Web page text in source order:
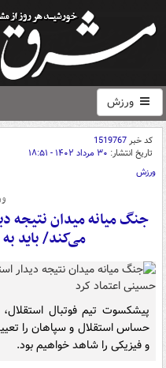
ورزش
کد خبر1519767
تاریخ انتشار: ۳۰ مرداد ۱۴۰۲ - ۱۸:۵۱
ورزش
جنگ میانه میدان نتیجه
می‌کند/ باید
پیشکسوت تیم فوتبال
حساس استقلال و سپاهان را
و فیزیکی را شاهد خواهیم بود.